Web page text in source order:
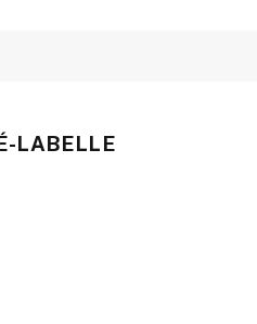
LABELLE